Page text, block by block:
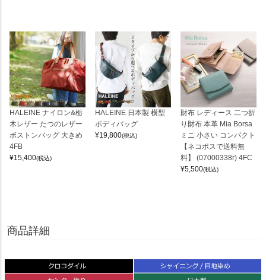
HALEINE ナイロン&栃
木レザー たつのレザー
ボストンバッグ 大きめ
4FB
¥15,400(税込)
HALEINE 日本製 横型
ボディバッグ
¥19,800(税込)
財布 レディース 二つ折
り財布 本革 Mia Borsa
ミニ 小さい コンパクト
【ネコポスで送料無
料】 (07000338r) 4FC
¥5,500(税込)
商品詳細